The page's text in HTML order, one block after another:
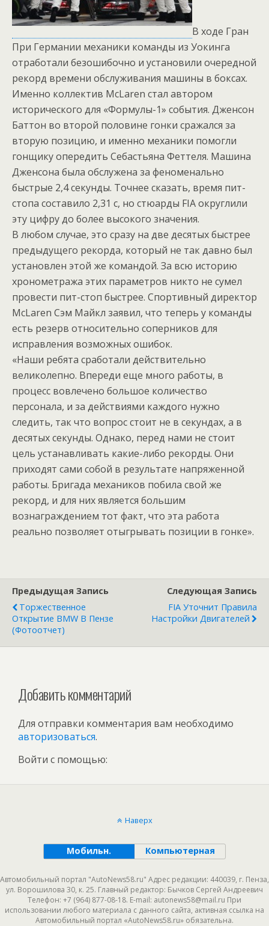
В ходе Гран
При Германии механики команды из Уокинга
отработали безошибочно и установили очередной
рекорд времени обслуживания машины в боксах.
Именно коллектив McLaren стал автором
исторического для «Формулы-1» события. Дженсон
Баттон во второй половине гонки сражался за
вторую позицию, и именно механики помогли
гонщику опередить Себастьяна Феттеля. Машина
Дженсона была обслужена за феноменально
быстрые 2,4 секунды. Точнее сказать, время пит-
стопа составило 2,31 с, но стюарды FIA округлили
эту цифру до более высокого значения.
В любом случае, это сразу на две десятых быстрее
предыдущего рекорда, который не так давно был
установлен этой же командой. За всю историю
хронометража этих параметров никто не сумел
провести пит-стоп быстрее. Спортивный директор
McLaren Сэм Майкл заявил, что теперь у команды
есть резерв относительно соперников для
исправления возможных ошибок.
«Наши ребята сработали действительно
великолепно. Впереди еще много работы, в
процесс вовлечено большое количество
персонала, и за действиями каждого нужно
следить, так что вопрос стоит не в секундах, а в
десятых секунды. Однако, перед нами не стоит
цель устанавливать какие-либо рекорды. Они
приходят сами собой в результате напряженной
работы. Бригада механиков побила свой же
рекорд, и для них является большим
вознаграждением тот факт, что эта работа
реально позволяет отыгрывать позиции в гонке».
Предыдущая Запись
Торжественное
Открытие BMW В Пензе
(фотоотчет)
Следующая Запись
FIA Уточнит Правила
Настройки Двигателей
Добавить комментарий
Для отправки комментария вам необходимо
авторизоваться.
Войти с помощью:
Наверх
Мобильн. Компьютерная
Автомобильный портал "AutoNews58.ru" Адрес редакции: 440039, г. Пенза,
ул. Ворошилова 30, к. 25. Главный редактор: Бычков Сергей Андреевич
Телефон: +7 (964) 877-08-18. E-mail: autonews58@mail.ru При
использовании любого материала с данного сайта, активная ссылка на
Автомобильный портал «AutoNews58.ru» обязательна.